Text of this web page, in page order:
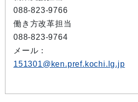
088-823-9766
働き方改革担当
088-823-9764
メール：
151301@ken.pref.kochi.lg.jp